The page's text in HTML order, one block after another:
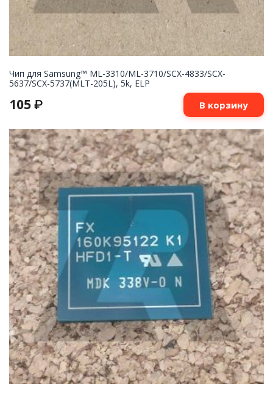
Чип для Samsung™ ML-3310/ML-3710/SCX-4833/SCX-
5637/SCX-5737(MLT-205L), 5k, ELP
105 ₽ В корзину